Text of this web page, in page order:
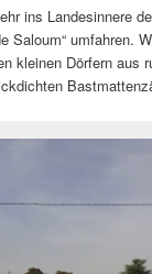
ins Landesinnere
Saloum“ umfahren.
kleinen Dörfern aus